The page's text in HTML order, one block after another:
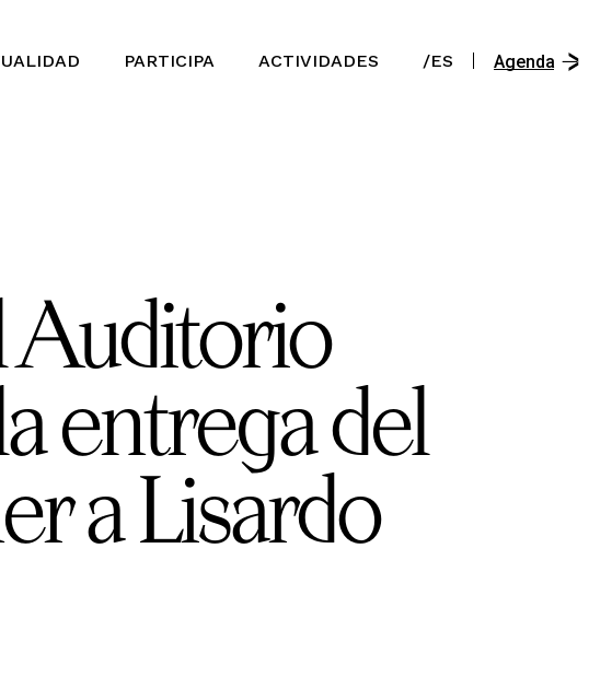
PARTICIPA ACTIVIDADES /ES Agenda
/Es
Auditorio
entrega del
a Lisardo